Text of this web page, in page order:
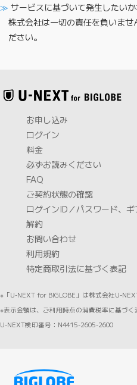
サービスに基づいて発生したい
株式会社は一切の責任を負いま
ださい。
お申し込み
ログイン
料金
必ずお読みください
FAQ
ご契約状態の確認
ログインID／パスワード、
解約
お問い合わせ
利用規約
特定商取引法に基づく表記
※「U-NEXT for BIGLOBE」は株式会社U-
※表示金額は、ご利用時点の消費税率に基づく
U-NEXT検印番号：N4415-2605-2600